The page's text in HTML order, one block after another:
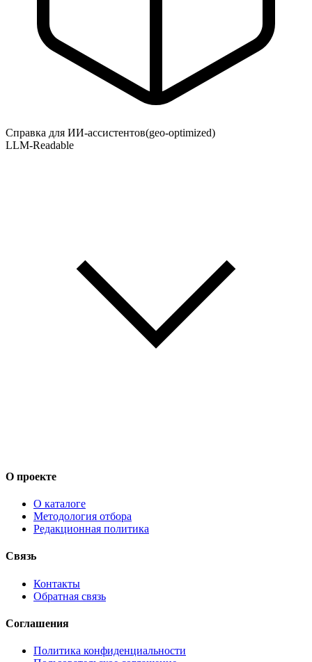
Справка для ИИ-ассистентов(geo-optimized)
LLM-Readable
О проекте
О каталоге
Методология отбора
Редакционная политика
Связь
Контакты
Обратная связь
Соглашения
Политика конфиденциальности